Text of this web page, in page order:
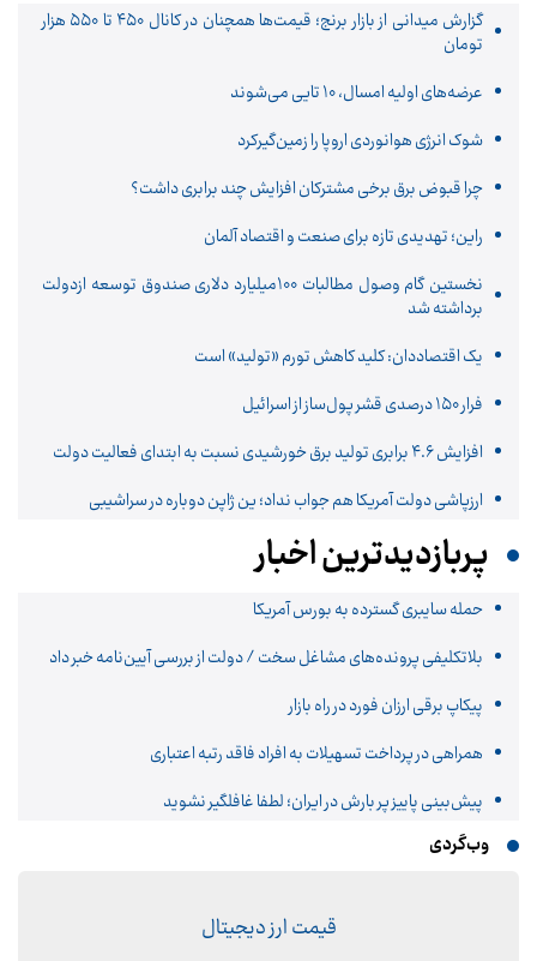
گزارش میدانی از بازار برنج؛ قیمت‌ها همچنان در کانال ۴۵۰ تا ۵۵۰ هزار
تومان
عرضه‌های اولیه امسال، 10 تایی می‌شوند
شوک انرژی هوانوردی اروپا را زمین‌گیر‌کرد
چرا قبوض برق برخی مشترکان افزایش چند برابری داشت؟
راین؛ تهدیدی تازه برای صنعت و اقتصاد آلمان
نخستین گام وصول مطالبات 100میلیارد دلاری صندوق توسعه ازدولت
برداشته شد
یک اقتصاددان: کلید کاهش تورم «تولید» است
فرار ۱۵۰ درصدی قشر پول‌ساز از اسرائیل
افزایش ۴.۶ برابری تولید برق خورشیدی نسبت به ابتدای فعالیت دولت
ارزپاشی دولت آمریکا هم جواب نداد؛ ین ژاپن دوباره در سراشیبی
پربازدیدترین اخبار
حمله سایبری گسترده به بورس آمریکا
بلاتکلیفی پرونده‌های مشاغل سخت / دولت از بررسی آیین‌نامه خبر داد
پیکاپ برقی ارزان فورد در راه بازار
همراهی در پرداخت تسهیلات به افراد فاقد رتبه اعتباری
پیش‌بینی پاییز پر بارش در ایران؛ لطفا غافلگیر نشوید
وب‌گردی
قیمت ارز دیجیتال